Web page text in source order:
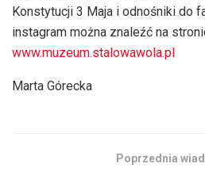
Konstytucji 3 Maja i odnośniki do
instagram można znaleźć na
www.muzeum.stalowawola.pl
Marta Górecka
Poprzednia